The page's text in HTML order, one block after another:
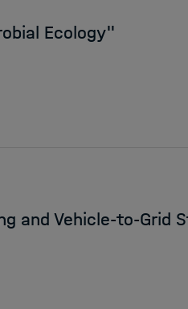
Ecology"
and Vehicle-to-Grid